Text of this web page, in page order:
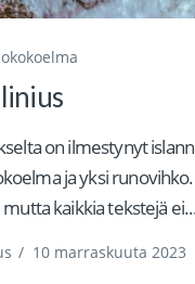
on ilmestynyt
ja yksi
kaikkia tekstejä
/ 10 marraskuuta 2023